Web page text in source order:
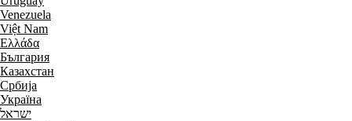
Venezuela
Việt Nam
Ελλάδα
България
Казахстан
Србија
Україна
ישראל